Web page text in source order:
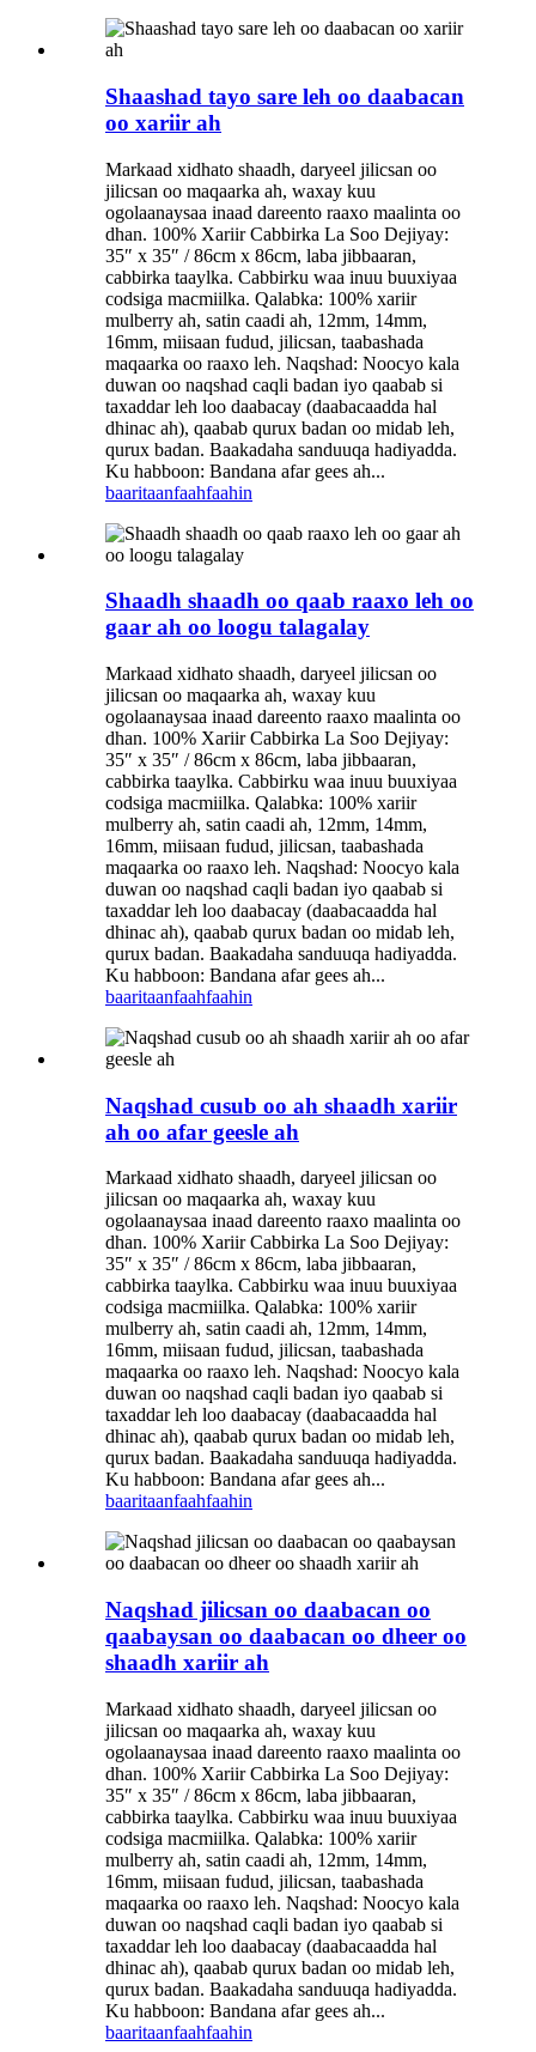
Shaashad tayo sare leh oo daabacan
oo xariir ah
Markaad xidhato shaadh, daryeel jilicsan oo
jilicsan oo maqaarka ah, waxay kuu
ogolaanaysaa inaad dareento raaxo maalinta oo
dhan. 100% Xariir Cabbirka La Soo Dejiyay:
35″ x 35″ / 86cm x 86cm, laba jibbaaran,
cabbirka taaylka. Cabbirku waa inuu buuxiyaa
codsiga macmiilka. Qalabka: 100% xariir
mulberry ah, satin caadi ah, 12mm, 14mm,
16mm, miisaan fudud, jilicsan, taabashada
maqaarka oo raaxo leh. Naqshad: Noocyo kala
duwan oo naqshad caqli badan iyo qaabab si
taxaddar leh loo daabacay (daabacaadda hal
dhinac ah), qaabab qurux badan oo midab leh,
qurux badan. Baakadaha sanduuqa hadiyadda.
Ku habboon: Bandana afar gees ah...
baaritaanfaahfaahin
Shaadh shaadh oo qaab raaxo leh oo
gaar ah oo loogu talagalay
Markaad xidhato shaadh, daryeel jilicsan oo
jilicsan oo maqaarka ah, waxay kuu
ogolaanaysaa inaad dareento raaxo maalinta oo
dhan. 100% Xariir Cabbirka La Soo Dejiyay:
35″ x 35″ / 86cm x 86cm, laba jibbaaran,
cabbirka taaylka. Cabbirku waa inuu buuxiyaa
codsiga macmiilka. Qalabka: 100% xariir
mulberry ah, satin caadi ah, 12mm, 14mm,
16mm, miisaan fudud, jilicsan, taabashada
maqaarka oo raaxo leh. Naqshad: Noocyo kala
duwan oo naqshad caqli badan iyo qaabab si
taxaddar leh loo daabacay (daabacaadda hal
dhinac ah), qaabab qurux badan oo midab leh,
qurux badan. Baakadaha sanduuqa hadiyadda.
Ku habboon: Bandana afar gees ah...
baaritaanfaahfaahin
Naqshad cusub oo ah shaadh xariir
ah oo afar geesle ah
Markaad xidhato shaadh, daryeel jilicsan oo
jilicsan oo maqaarka ah, waxay kuu
ogolaanaysaa inaad dareento raaxo maalinta oo
dhan. 100% Xariir Cabbirka La Soo Dejiyay:
35″ x 35″ / 86cm x 86cm, laba jibbaaran,
cabbirka taaylka. Cabbirku waa inuu buuxiyaa
codsiga macmiilka. Qalabka: 100% xariir
mulberry ah, satin caadi ah, 12mm, 14mm,
16mm, miisaan fudud, jilicsan, taabashada
maqaarka oo raaxo leh. Naqshad: Noocyo kala
duwan oo naqshad caqli badan iyo qaabab si
taxaddar leh loo daabacay (daabacaadda hal
dhinac ah), qaabab qurux badan oo midab leh,
qurux badan. Baakadaha sanduuqa hadiyadda.
Ku habboon: Bandana afar gees ah...
baaritaanfaahfaahin
Naqshad jilicsan oo daabacan oo
qaabaysan oo daabacan oo dheer oo
shaadh xariir ah
Markaad xidhato shaadh, daryeel jilicsan oo
jilicsan oo maqaarka ah, waxay kuu
ogolaanaysaa inaad dareento raaxo maalinta oo
dhan. 100% Xariir Cabbirka La Soo Dejiyay:
35″ x 35″ / 86cm x 86cm, laba jibbaaran,
cabbirka taaylka. Cabbirku waa inuu buuxiyaa
codsiga macmiilka. Qalabka: 100% xariir
mulberry ah, satin caadi ah, 12mm, 14mm,
16mm, miisaan fudud, jilicsan, taabashada
maqaarka oo raaxo leh. Naqshad: Noocyo kala
duwan oo naqshad caqli badan iyo qaabab si
taxaddar leh loo daabacay (daabacaadda hal
dhinac ah), qaabab qurux badan oo midab leh,
qurux badan. Baakadaha sanduuqa hadiyadda.
Ku habboon: Bandana afar gees ah...
baaritaanfaahfaahin